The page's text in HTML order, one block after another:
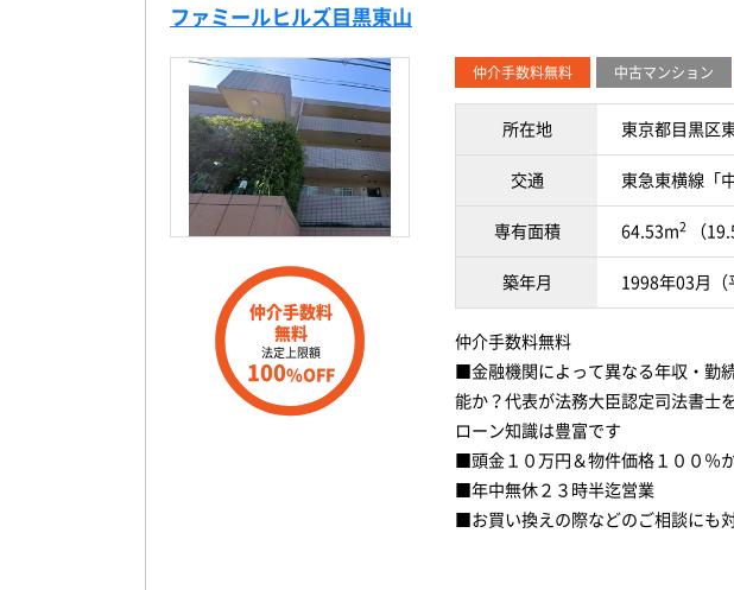
ファミールヒルズ目黒東山
仲介手数料
無料
法定上限額
100%OFF
仲介手数料無料 中古マンション
所在地 東京都目黒区
交通 東急東横線「
専有面積 64.53m2 （
築年月 1998年03月（
仲介手数料無料
■金融機関によって異なる年収・勤
能か？代表が法務大臣認定司法書士
ローン知識は豊富です
■頭金１０万円＆物件価格１００％
■年中無休２３時半迄営業
■お買い換えの際などのご相談にも